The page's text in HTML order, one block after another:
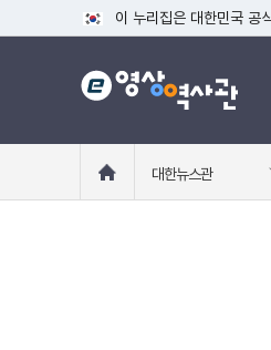
이 누리집은 대한민국 공
공식 누리집 주소 확인하
go.kr 주소를 사용하는 누
로
대한뉴스관